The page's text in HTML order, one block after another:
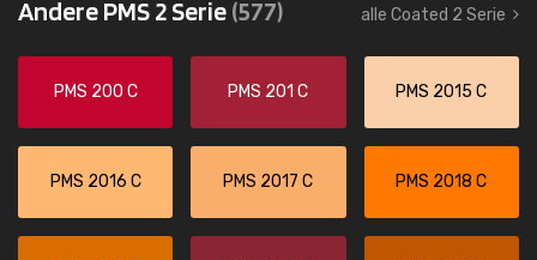
Andere PMS 2 Serie(577) alle Coated 2 Serie
PMS 200 C PMS 201 C PMS 2015 C
PMS 2016 C PMS 2017 C PMS 2018 C